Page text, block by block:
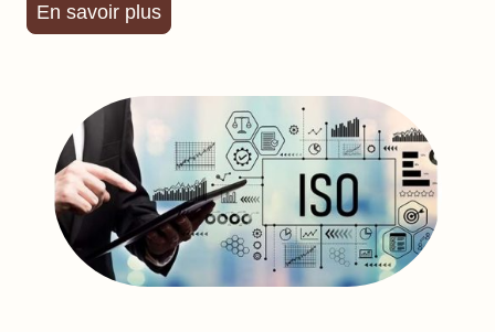
En savoir plus